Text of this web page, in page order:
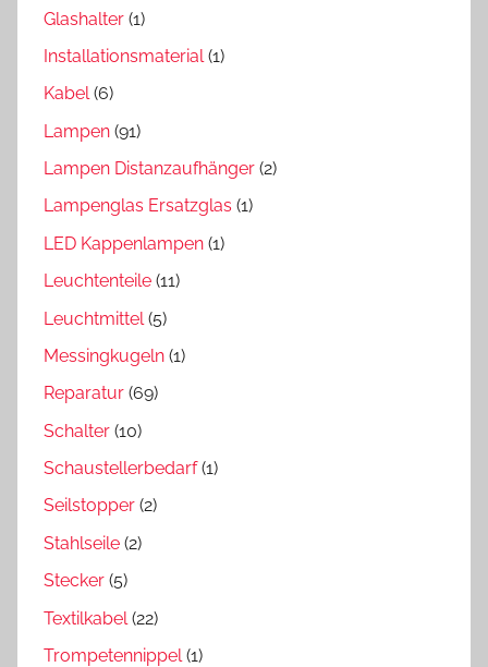
Glashalter (1)
Installationsmaterial(1)
Kabel(6)
Lampen (91)
Lampen Distanzaufhänger (2)
Lampenglas Ersatzglas (1)
LED Kappenlampen (1)
Leuchtenteile (11)
Leuchtmittel (5)
Messingkugeln (1)
Reparatur (69)
Schalter (10)
Schaustellerbedarf(1)
Seilstopper (2)
Stahlseile (2)
Stecker (5)
Textilkabel (22)
Trompetennippel(1)